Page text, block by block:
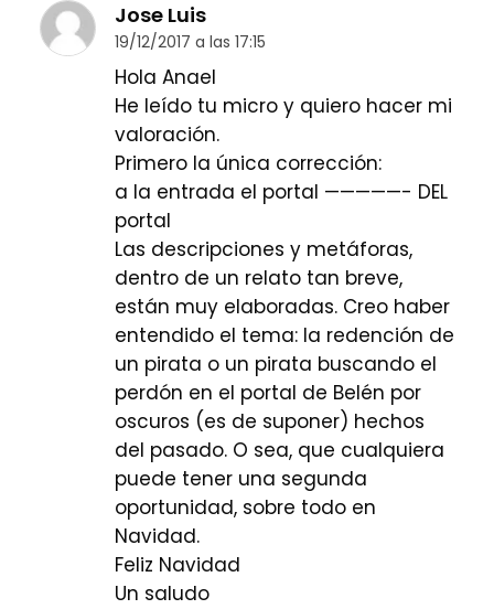
Jose Luis
19/12/2017 a las 17:15
Hola Anael
He leído tu micro y quiero hacer mi
valoración.
Primero la única corrección:
a la entrada el portal —————- DEL
portal
Las descripciones y metáforas,
dentro de un relato tan breve,
están muy elaboradas. Creo haber
entendido el tema: la redención de
un pirata o un pirata buscando el
perdón en el portal de Belén por
oscuros (es de suponer) hechos
del pasado. O sea, que cualquiera
puede tener una segunda
oportunidad, sobre todo en
Navidad.
Feliz Navidad
Un saludo